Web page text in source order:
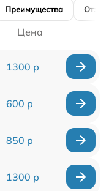
Преимущества
Цена
1300 р
600 р
850 р
1300 р